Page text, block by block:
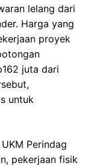
lelang dari
Harga yang
proyek
juta dari
untuk
Perindag
pekerjaan fisik